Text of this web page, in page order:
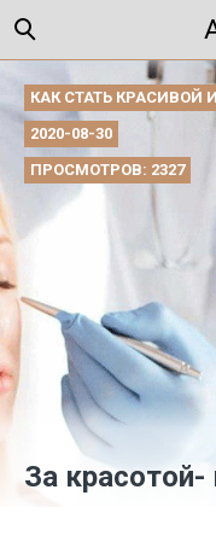
КАК СТАТЬ КРАСИВОЙ
2020-08-30
ПРОСМОТРОВ: 2327
За красотой-